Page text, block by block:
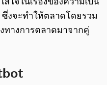
งจะทำให้ตลาดโดยรวม
ทางการตลาดมาจากคู่